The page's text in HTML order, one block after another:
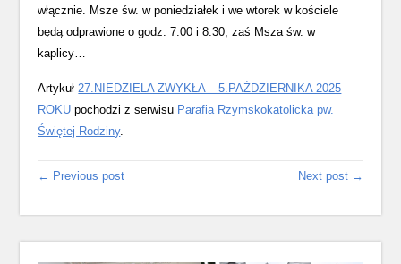
włącznie. Msze św. w poniedziałek i we wtorek w kościele
będą odprawione o godz. 7.00 i 8.30, zaś Msza św. w
kaplicy…
Artykuł27.NIEDZIELA ZWYKŁA – 5.PAŹDZIERNIKA 2025
ROKU pochodzi z serwisu Parafia Rzymskokatolicka pw.
Świętej Rodziny.
← Previous post Next post →